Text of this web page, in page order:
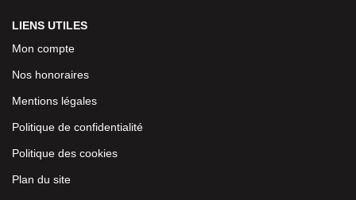
LIENS UTILES
Mon compte
Nos honoraires
Mentions légales
Politique de confidentialité
Politique des cookies
Plan du site